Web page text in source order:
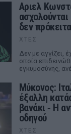
Αριελ
δεν
ΧΤΕΣ
Δεν με αγγίζει,
οποία
εγκυμοσύνης,
Μύκονος:
έξαλλη
βανάκι ‑ Η
οδηγού
ΧΤΕΣ